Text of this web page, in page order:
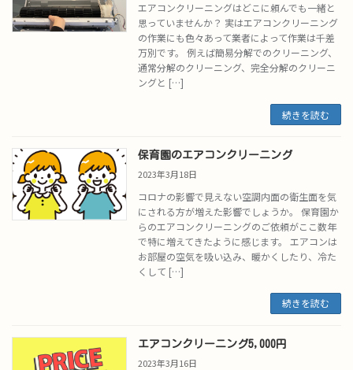
エアコンクリーニングはどこに頼んでも一緒と
思っていませんか？ 実はエアコンクリーニング
の作業にも色々あって業者によって作業は千差
万別です。 例えば簡易分解でのクリーニング、
通常分解のクリーニング、完全分解のクリーニ
ングと […]
続きを読む
保育園のエアコンクリーニング
2023年3月18日
コロナの影響で見えない空調内面の衛生面を気
にされる方が増えた影響でしょうか。 保育園か
らのエアコンクリーニングのご依頼がここ数年
で特に増えてきたように感じます。 エアコンは
お部屋の空気を吸い込み、暖かくしたり、冷た
くして […]
続きを読む
エアコンクリーニング5,000円
2023年3月16日